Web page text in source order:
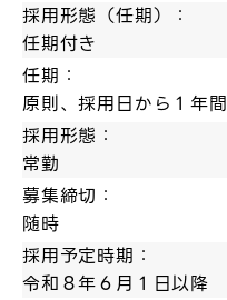
採用形態（任期）：
任期付き
任期：
原則、採用日から１年間
採用形態：
常勤
募集締切：
随時
採用予定時期：
令和８年６月１日以降